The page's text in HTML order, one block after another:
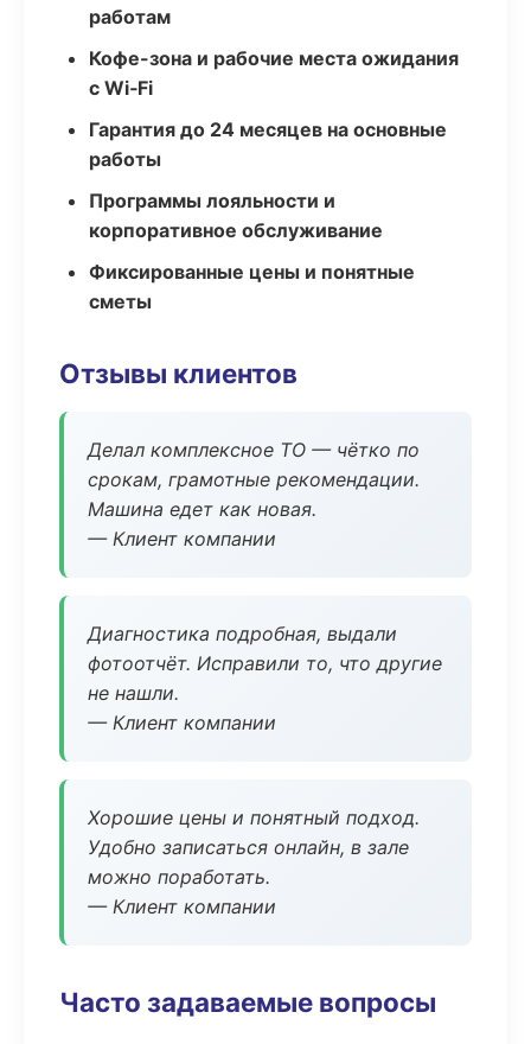
работам
Кофе-зона и рабочие места ожидания
с Wi‑Fi
Гарантия до 24 месяцев на основные
работы
Программы лояльности и
корпоративное обслуживание
Фиксированные цены и понятные
сметы
Отзывы клиентов
Делал комплексное ТО — чётко по
срокам, грамотные рекомендации.
Машина едет как новая.
— Клиент компании
Диагностика подробная, выдали
фотоотчёт. Исправили то, что другие
не нашли.
— Клиент компании
Хорошие цены и понятный подход.
Удобно записаться онлайн, в зале
можно поработать.
— Клиент компании
Часто задаваемые вопросы